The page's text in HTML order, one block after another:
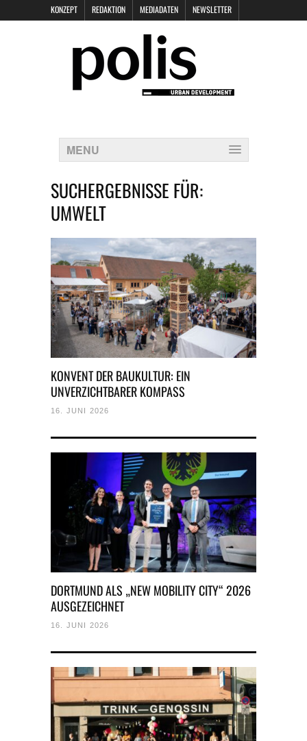
KONZEPT REDAKTION MEDIADATEN NEWSLETTER
DATENSCHUTZ
MENU
SUCHERGEBNISSE FÜR:
UMWELT
KONVENT DER BAUKULTUR: EIN
UNVERZICHTBARER KOMPASS
16. JUNI 2026
DORTMUND ALS „NEW MOBILITY CITY“ 2026
AUSGEZEICHNET
16. JUNI 2026